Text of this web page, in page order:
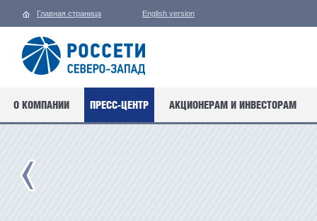
Главная страница English version
О КОМПАНИИ ПРЕСС-ЦЕНТР АКЦИОНЕРАМ И ИНВЕСТОРАМ